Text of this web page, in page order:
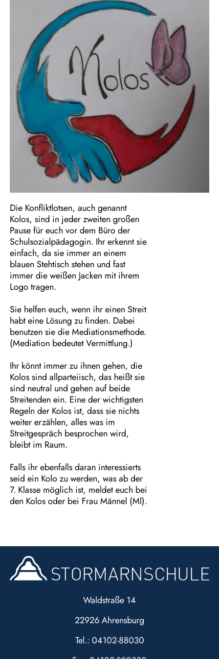
Die Konfliktlotsen, auch genannt
Kolos, sind in jeder zweiten großen
Pause für euch vor dem Büro der
Schulsozialpädagogin. Ihr erkennt sie
einfach, da sie immer an einem
blauen Stehtisch stehen und fast
immer die weißen Jacken mit ihrem
Logo tragen.
Sie helfen euch, wenn ihr einen Streit
habt eine Lösung zu finden. Dabei
benutzen sie die Mediationsmethode.
(Mediation bedeutet Vermittlung.)
Ihr könnt immer zu ihnen gehen, die
Kolos sind allparteiisch, das heißt sie
sind neutral und gehen auf beide
Streitenden ein. Eine der wichtigsten
Regeln der Kolos ist, dass sie nichts
weiter erzählen, alles was im
Streitgespräch besprochen wird,
bleibt im Raum.
Falls ihr ebenfalls daran interessierts
seid ein Kolo zu werden, was ab der
7. Klasse möglich ist, meldet euch bei
den Kolos oder bei Frau Männel (Ml).
Waldstraße 14
22926 Ahrensburg
Tel.: 04102-88030